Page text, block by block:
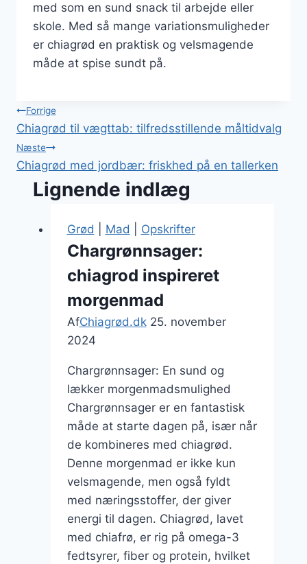
med som en sund snack til arbejde eller
skole. Med så mange variationsmuligheder
er chiagrød en praktisk og velsmagende
måde at spise sundt på.
Indlægsnavigation
Forrige
Chiagrød til vægttab: tilfredsstillende måltidvalg
Næste
Chiagrød med jordbær: friskhed på en tallerken
Lignende indlæg
Grød Mad Opskrifter
Chargrønnsager:
chiagrod inspireret
morgenmad
AfChiagrød.dk 25. november
2024
Chargrønnsager: En sund og
lækker morgenmadsmulighed
Chargrønnsager er en fantastisk
måde at starte dagen på, især når
de kombineres med chiagrød.
Denne morgenmad er ikke kun
velsmagende, men også fyldt
med næringsstoffer, der giver
energi til dagen. Chiagrød, lavet
med chiafrø, er rig på omega-3
fedtsyrer, fiber og protein, hvilket